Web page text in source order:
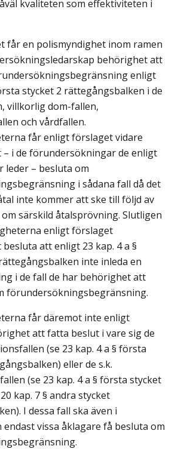
kvaliteten som effektiviteten i
får en polismyndighet inom ramen
behörighet att
enligt
stycket 2 rättegångsbalken i de
villkorlig dom-fallen,
och vårdfallen.
får enligt förslaget vidare
i de förundersökningar de enligt
leder – besluta om
i sådana fall då det
inte kommer att ske till följd av
särskild åtalsprövning. Slutligen
enligt förslaget
att enligt 23 kap. 4 a §
inte inleda en
i de fall de har behörighet att
förundersökningsbegränsning.
får däremot inte enligt
att fatta beslut i vare sig de
(se 23 kap. 4 a § första
eller de s.k.
(se 23 kap. 4 a § första stycket
kap. 7 § andra stycket
I dessa fall ska även i
vissa åklagare få besluta om